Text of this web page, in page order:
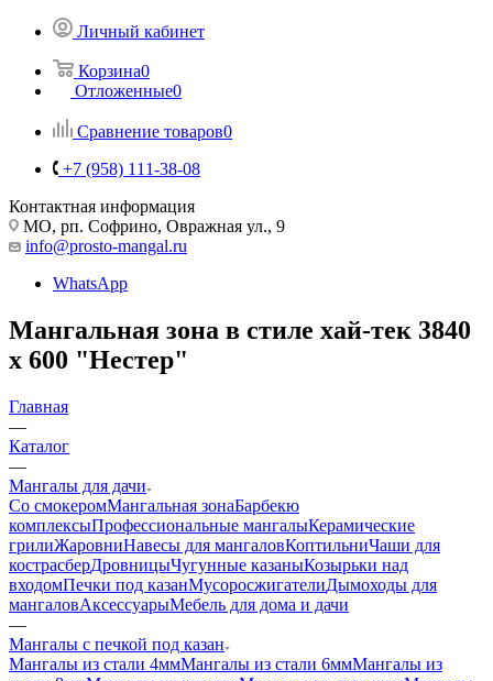
Личный кабинет
Корзина0
Отложенные0
Сравнение товаров0
+7 (958) 111-38-08
Контактная информация
МО, рп. Софрино, Овражная ул., 9
info@prosto-mangal.ru
WhatsApp
Мангальная зона в стиле хай-тек 3840
х 600 "Нестер"
Главная
—
Каталог
—
Мангалы для дачи
Со смокеромМангальная зонаБарбекю
комплексыПрофессиональные мангалыКерамические
грилиЖаровниНавесы для мангаловКоптильниЧаши для
кострасберДровницыЧугунные казаныКозырьки над
входомПечки под казанМусоросжигателиДымоходы для
мангаловАксессуарыМебель для дома и дачи
—
Мангалы с печкой под казан
Мангалы из стали 4ммМангалы из стали 6ммМангалы из